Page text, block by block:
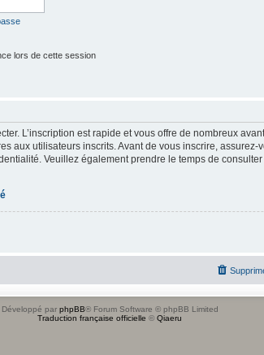
lors de cette session
L’inscription est rapide et vous offre de nombreux
aux utilisateurs inscrits. Avant de vous inscrire, assurez-
Veuillez également prendre le temps de
Développé par phpBB® Forum Software © phpBB Limited
Traduction française officielle © Qiaeru